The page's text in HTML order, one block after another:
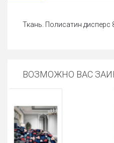
Ткань. Полисатин дисперс
ВОЗМОЖНО ВАС